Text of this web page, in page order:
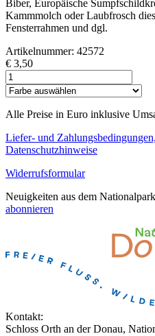
Biber, Europäische
Kammmolch oder Laubfrosch
Fensterrahmen und dgl.
Artikelnummer: 42572
€ 3,50
Alle Preise in Euro inklusive
Liefer- und
Datenschutzhinweise
Widerrufsformular
Neuigkeiten aus dem
abonnieren
Kontakt:
Schloss Orth an der Donau,